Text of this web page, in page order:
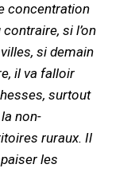
concentration
si l’on
si demain
il va falloir
surtout
non-
ruraux. Il
les